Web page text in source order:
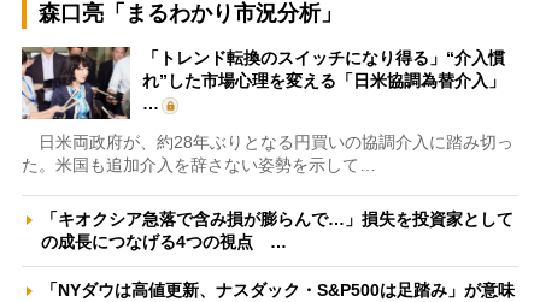
森口亮「まるわかり市況分析」
「トレンド転換のスイッチになり得る」“介入慣
れ”した市場心理を変える「日米協調為替介入」
…
日米両政府が、約28年ぶりとなる円買いの協調介入に踏み切っ
た。米国も追加介入を辞さない姿勢を示して…
「キオクシア急落で含み損が膨らんで…」損失を投資家として
の成長につなげる4つの視点 …
「NYダウは高値更新、ナスダック・S&P500は足踏み」が意味